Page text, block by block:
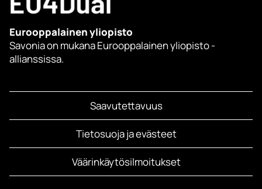
Eurooppalainen yliopisto
Savonia on mukana Eurooppalainen yliopisto -
allianssissa.
Saavutettavuus
Tietosuoja ja evästeet
Väärinkäytösilmoitukset